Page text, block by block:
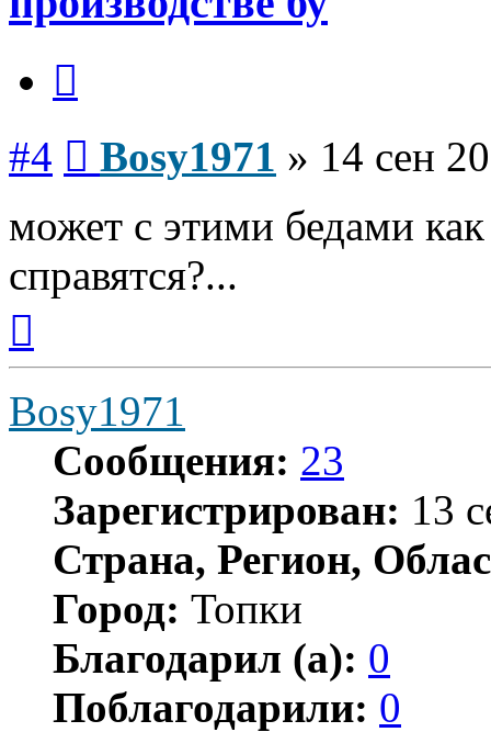
#4 Bosy1971 » 14 сен
может с этими бедами
справятся?...
началу
Bosy1971
Сообщения: 23
Зарегистрирован: 13
Страна, Регион,
Город: Топки
Благодарил (а): 0
Поблагодарили: 0